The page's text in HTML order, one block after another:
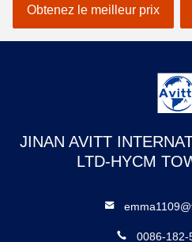
du Sud
Obtenez le meilleur prix
JINAN AVITT
LTD-HYCM
0086-182-